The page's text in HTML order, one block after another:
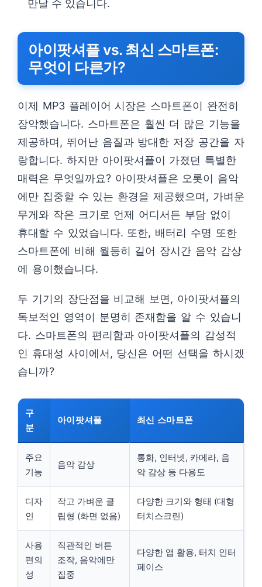
만날 수 있습니다.
아이팟셔플 vs. 최신 스마트폰:
무엇이 다른가?
이제 MP3 플레이어 시장은 스마트폰이 완전히
장악했습니다. 스마트폰은 훨씬 더 많은 기능을
제공하며, 뛰어난 음질과 방대한 저장 공간을 자
랑합니다. 하지만 아이팟셔플이 가졌던 특별한
매력은 무엇일까요? 아이팟셔플은 오롯이 음악
에만 집중할 수 있는 환경을 제공했으며, 가벼운
무게와 작은 크기로 언제 어디서든 부담 없이
휴대할 수 있었습니다. 또한, 배터리 수명 또한
스마트폰에 비해 월등히 길어 장시간 음악 감상
에 용이했습니다.
두 기기의 장단점을 비교해 보면, 아이팟셔플의
독보적인 영역이 분명히 존재함을 알 수 있습니
다. 스마트폰의 편리함과 아이팟셔플의 감성적
인 휴대성 사이에서, 당신은 어떤 선택을 하시겠
습니까?
구
분
아이팟셔플 최신 스마트폰
주요
기능
음악 감상
통화, 인터넷, 카메라, 음
악 감상 등 다용도
디자
인
작고 가벼운 클
립형 (화면 없음)
다양한 크기와 형태 (대형
터치스크린)
사용
편의
성
직관적인 버튼
조작, 음악에만
집중
다양한 앱 활용, 터치 인터
페이스